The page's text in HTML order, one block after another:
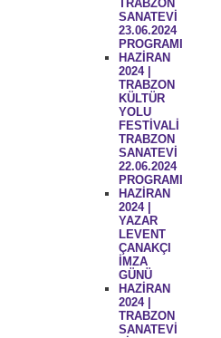
TRABZON
SANATEVİ
23.06.2024
PROGRAMI
HAZİRAN
2024 |
TRABZON
KÜLTÜR
YOLU
FESTİVALİ
TRABZON
SANATEVİ
22.06.2024
PROGRAMI
HAZİRAN
2024 |
YAZAR
LEVENT
ÇANAKÇI
İMZA
GÜNÜ
HAZİRAN
2024 |
TRABZON
SANATEVİ